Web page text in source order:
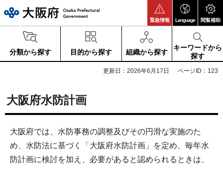
緊急情報 Language 閲覧補助
分類から探す 目的から探す 組織から探す
キーワードから
探す
更新日：2026年6月17日 ページID：123
大阪府水防計画
大阪府では、水防事務の調整及びその円滑な実施のた
め、水防法に基づく「大阪府水防計画」を定め、毎年水
防計画に検討を加え、必要があると認められるときは、